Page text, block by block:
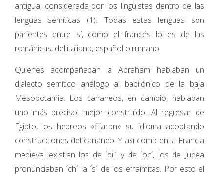
antigua, considerada por los lingüistas dentro de las
lenguas semíticas (1). Todas estas lenguas son
parientes entre sí, como el francés lo es de las
románicas, del italiano, español o rumano.
Quienes acompañaban a Abraham hablaban un
dialecto semítico análogo al babilónico de la baja
Mesopotamia. Los cananeos, en cambio, hablaban
uno más preciso, mejor construido. Al regresar de
Egipto, los hebreos «fijaron» su idioma adoptando
construcciones del cananeo. Y así como en la Francia
medieval existían los de ´oil´ y de ´oc´, los de Judea
pronunciaban ´ch´ la ´s´ de los efraimitas. Por esto el